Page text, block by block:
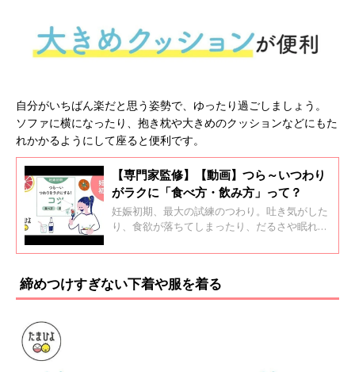
自分がいちばん楽だと思う姿勢で、ゆったり過ごしましょう。
ソファに横になったり、抱き枕や大きめのクッションなどにもた
れかかるようにして座ると便利です。
【専門家監修】【動画】つら～いつわり
がラクに「食べ方・飲み方」って？
妊娠初期、最大の試練のつわり。吐き気がした
り、食欲が落ちてしまったり、だるさや眠れな
わりを、「食べ方・飲み方」で少しでもラクに
た。
締めつけすぎない下着や服を着る